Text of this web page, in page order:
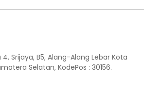
Srijaya, B5, Alang-Alang Lebar Kota
Selatan, KodePos : 30156.